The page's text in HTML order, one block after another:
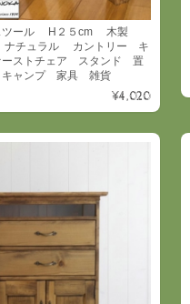
ツール H２５cm 木製
ナチュラル カントリー キ
ストチェア スタンド 置
ャンプ 家具 雑貨
¥4,020